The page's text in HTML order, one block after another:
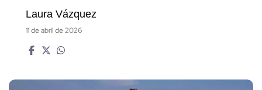
Laura Vázquez
11 de abril de 2026